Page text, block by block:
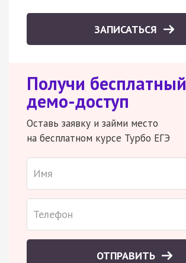
ЗАПИСАТЬСЯ
Получи бесплатный
демо-доступ
Оставь заявку и займи место
на бесплатном курсе Турбо ЕГЭ
ОТПРАВИТЬ